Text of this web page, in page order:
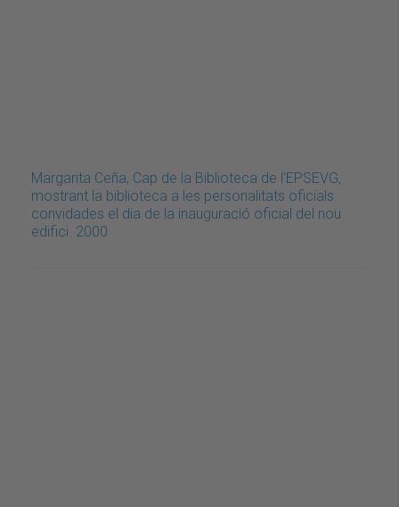
Margarita Ceña, Cap de la Biblioteca de l'EPSEVG,
mostrant la biblioteca a les personalitats oficials
convidades el dia de la inauguració oficial del nou
edifici. 2000